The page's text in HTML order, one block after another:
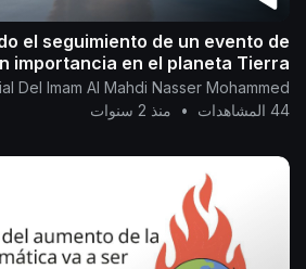
el seguimiento de un evento de
importancia en el planeta Tierra
en la región del Polo sur.
Del Imam Al Mahdi Nasser Mohammed
44 المشاهدات
• منذ 2 سنوات